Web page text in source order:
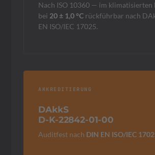
Nach ISO 10360 — im klimatisierten
bei 20 ± 1,0 °C rückführbar nach
EN ISO/IEC 17025.
AKKREDITIERUNG
DAkkS
D-K-22842-01-00
Auditfest nach DIN EN ISO/IEC